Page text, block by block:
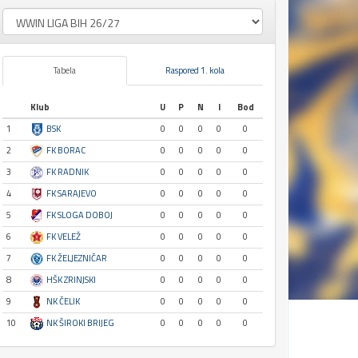
Tabela Raspored 1. kola
Klub U P N I
Bod
1
BSK 0 0 0 0
0
2
FK BORAC 0 0 0 0
0
3
FK RADNIK 0 0 0 0
0
4
FK SARAJEVO 0 0 0 0
0
5
FK SLOGA DOBOJ 0 0 0 0
0
6
FK VELEŽ 0 0 0 0
0
7
FK ŽELJEZNIČAR 0 0 0 0
0
8
HŠK ZRINJSKI 0 0 0 0
0
9
NK ČELIK 0 0 0 0
0
10
NK ŠIROKI BRIJEG 0 0 0 0 0